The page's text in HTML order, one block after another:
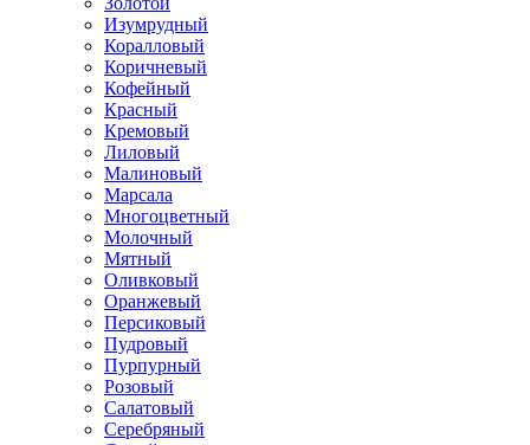
Изумрудный
Коралловый
Коричневый
Кофейный
Красный
Кремовый
Лиловый
Малиновый
Марсала
Многоцветный
Молочный
Мятный
Оливковый
Оранжевый
Персиковый
Пудровый
Пурпурный
Розовый
Салатовый
Серебряный